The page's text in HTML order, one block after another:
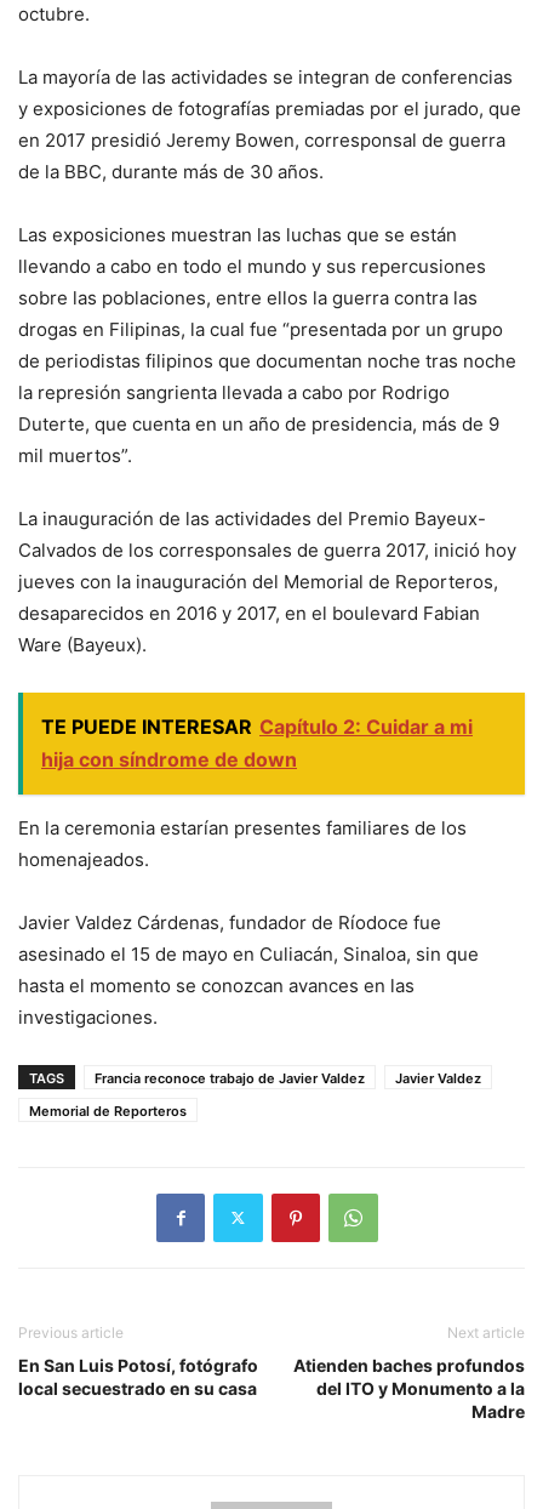
octubre.
La mayoría de las actividades se integran de conferencias
y exposiciones de fotografías premiadas por el jurado, que
en 2017 presidió Jeremy Bowen, corresponsal de guerra
de la BBC, durante más de 30 años.
Las exposiciones muestran las luchas que se están
llevando a cabo en todo el mundo y sus repercusiones
sobre las poblaciones, entre ellos la guerra contra las
drogas en Filipinas, la cual fue “presentada por un grupo
de periodistas filipinos que documentan noche tras noche
la represión sangrienta llevada a cabo por Rodrigo
Duterte, que cuenta en un año de presidencia, más de 9
mil muertos”.
La inauguración de las actividades del Premio Bayeux-
Calvados de los corresponsales de guerra 2017, inició hoy
jueves con la inauguración del Memorial de Reporteros,
desaparecidos en 2016 y 2017, en el boulevard Fabian
Ware (Bayeux).
TE PUEDE INTERESAR Capítulo 2: Cuidar a mi
hija con síndrome de down
En la ceremonia estarían presentes familiares de los
homenajeados.
Javier Valdez Cárdenas, fundador de Ríodoce fue
asesinado el 15 de mayo en Culiacán, Sinaloa, sin que
hasta el momento se conozcan avances en las
investigaciones.
TAGS Francia reconoce trabajo de Javier Valdez
Javier Valdez
Memorial de Reporteros
Previous article
En San Luis Potosí, fotógrafo
local secuestrado en su casa
Next article
Atienden baches profundos
del ITO y Monumento a la
Madre